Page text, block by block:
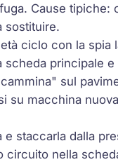
Cause tipiche:
sostituire.
ciclo con la spia
principale
sul
su macchina
staccarla dalla
circuito nella